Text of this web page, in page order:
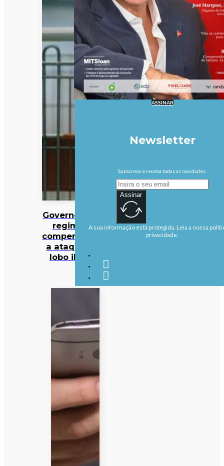
Governo altera
regime de
compensações
a ataques de
lobo ibérico
ASSINAR
Newsletter
Subscreva e receba todas as novidades.
Assinar
A sua informação está protegida. Leia a nossa
privacidade.